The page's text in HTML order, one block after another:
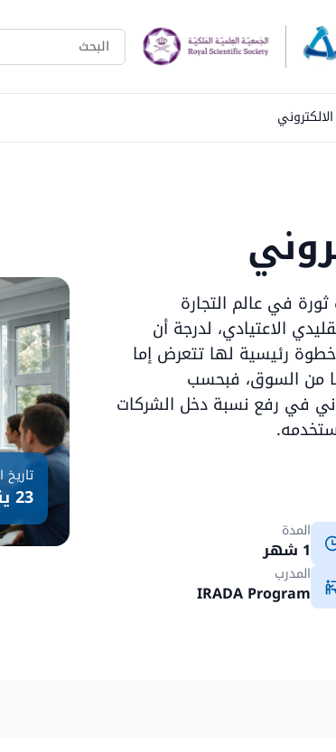
في عالم التجارة
الاعتيادي، لدرجة أن
رئيسية لها تتعرض إما
من السوق، فبحسب
في رفع نسبة دخل الشركات
المدة
1 شهر
المدرب
IRADA Program
تاريخ
23 يناير 2023